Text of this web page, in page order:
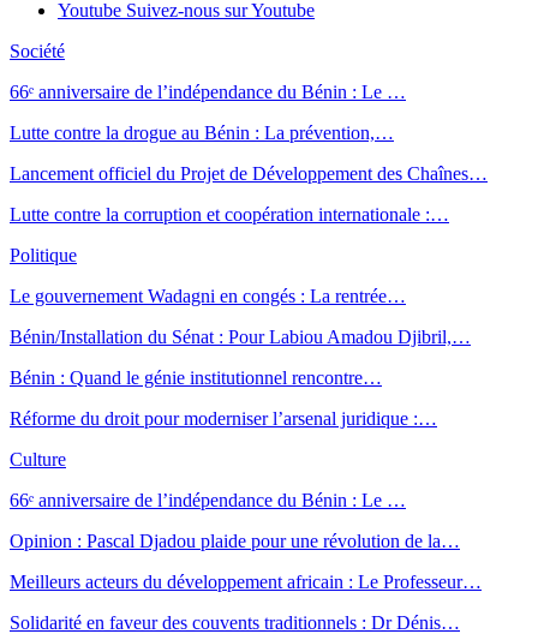
Youtube Suivez-nous sur Youtube
Société
66ᵉ anniversaire de l’indépendance du Bénin : Le …
Lutte contre la drogue au Bénin : La prévention,…
Lancement officiel du Projet de Développement des Chaînes…
Lutte contre la corruption et coopération internationale :…
Politique
Le gouvernement Wadagni en congés : La rentrée…
Bénin/Installation du Sénat : Pour Labiou Amadou Djibril,…
Bénin : Quand le génie institutionnel rencontre…
Réforme du droit pour moderniser l’arsenal juridique :…
Culture
66ᵉ anniversaire de l’indépendance du Bénin : Le …
Opinion : Pascal Djadou plaide pour une révolution de la…
Meilleurs acteurs du développement africain : Le Professeur…
Solidarité en faveur des couvents traditionnels : Dr Dénis…